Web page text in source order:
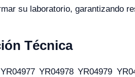
su laboratorio, garantizando
Técnica
YR04977 YR04978 YR04979